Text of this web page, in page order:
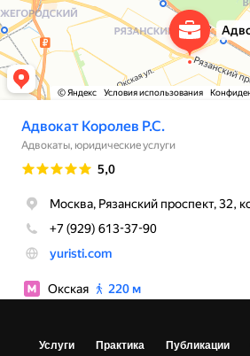
Услуги Практика Публикации